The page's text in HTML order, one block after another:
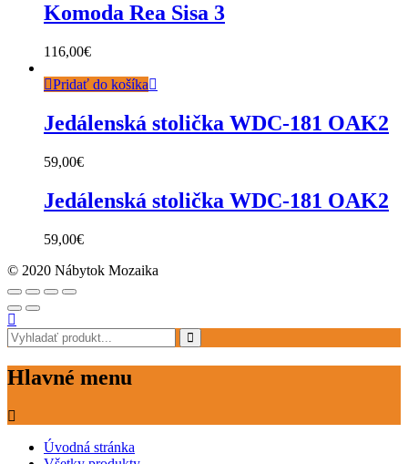
Komoda Rea Sisa 3
116,00€
Pridať do košíka
Jedálenská stolička WDC-181 OAK2
59,00€
Jedálenská stolička WDC-181 OAK2
59,00€
© 2020 Nábytok Mozaika
Hlavné menu
Úvodná stránka